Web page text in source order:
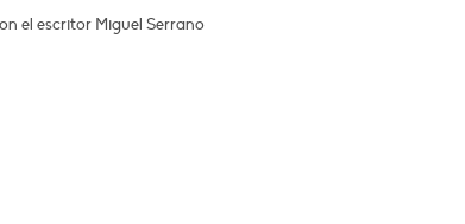
el escritor Miguel Serrano